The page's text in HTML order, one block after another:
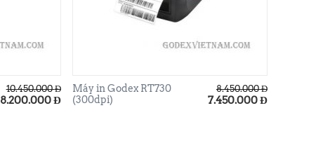
10.450.000 Đ
8.200.000Đ
Máy in Godex RT730
(300dpi)
8.450.000 Đ
7.450.000Đ